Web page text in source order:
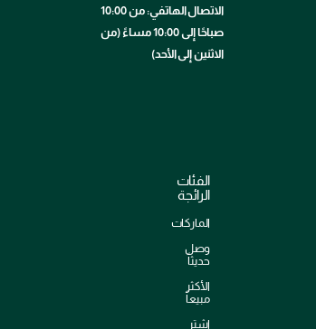
الاتصال الهاتفي: من 10:00
صباحًا إلى 10:00 مساءً (من
الاثنين إلى الأحد)
الفئات
الرائجة
الماركات
وصل
حديثاً
الأكثر
مبيعاً
اشترِ